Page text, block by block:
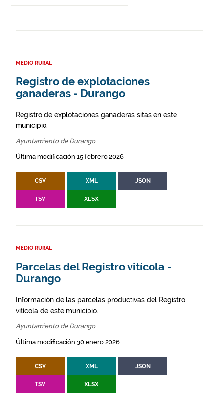
MEDIO RURAL
Registro de explotaciones
ganaderas - Durango
Registro de explotaciones ganaderas sitas en este
municipio.
Ayuntamiento de Durango
Última modificación 15 febrero 2026
CSV XML JSON
TSV XLSX
MEDIO RURAL
Parcelas del Registro vitícola -
Durango
Información de las parcelas productivas del Registro
vitícola de este municipio.
Ayuntamiento de Durango
Última modificación 30 enero 2026
CSV XML JSON
TSV XLSX